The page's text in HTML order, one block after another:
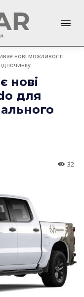
нові можливості
нові
для
32